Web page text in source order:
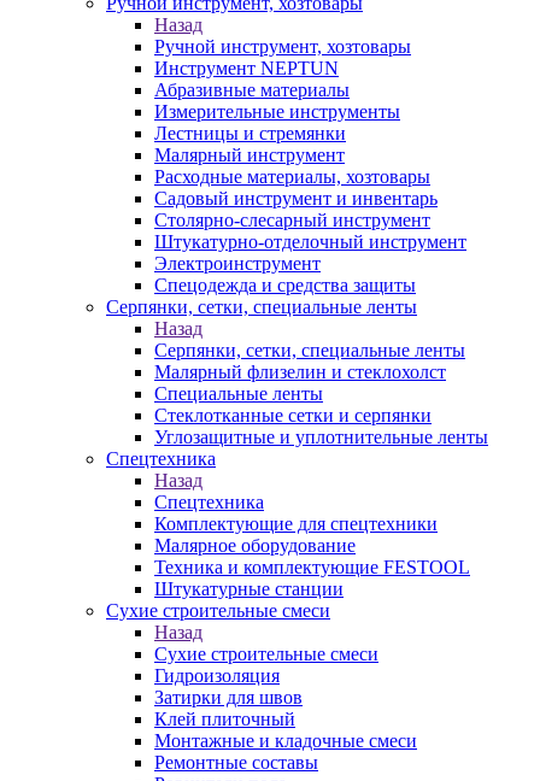
Назад
Ручной инструмент, хозтовары
Инструмент NEPTUN
Абразивные материалы
Измерительные инструменты
Лестницы и стремянки
Малярный инструмент
Расходные материалы, хозтовары
Садовый инструмент и инвентарь
Столярно-слесарный инструмент
Штукатурно-отделочный инструмент
Электроинструмент
Спецодежда и средства защиты
Серпянки, сетки, специальные ленты
Назад
Серпянки, сетки, специальные ленты
Малярный флизелин и стеклохолст
Специальные ленты
Стеклотканные сетки и серпянки
Углозащитные и уплотнительные ленты
Спецтехника
Назад
Спецтехника
Комплектующие для спецтехники
Малярное оборудование
Техника и комплектующие FESTOOL
Штукатурные станции
Сухие строительные смеси
Назад
Сухие строительные смеси
Гидроизоляция
Затирки для швов
Клей плиточный
Монтажные и кладочные смеси
Ремонтные составы